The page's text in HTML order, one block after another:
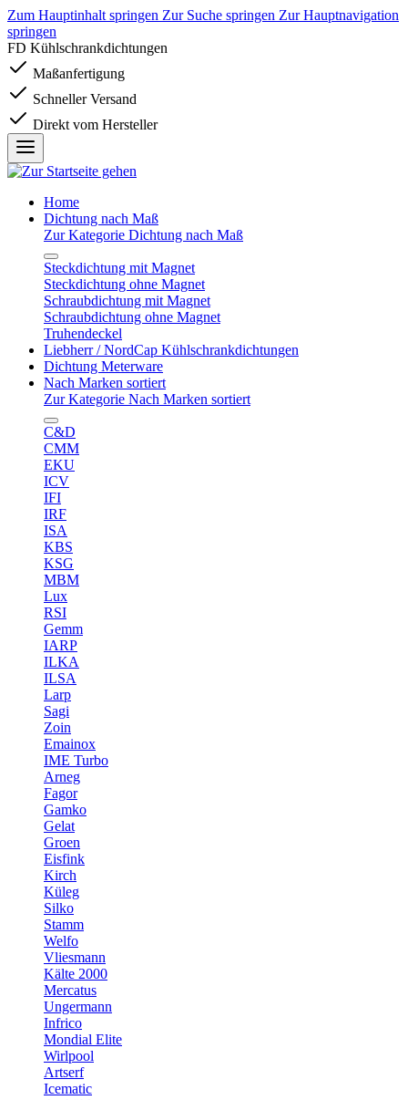
Zum Hauptinhalt springen Zur Suche springen Zur Hauptnavigation
springen
FD Kühlschrankdichtungen
Maßanfertigung
Schneller Versand
Direkt vom Hersteller
Home
Dichtung nach Maß
Zur Kategorie Dichtung nach Maß
Steckdichtung mit Magnet
Steckdichtung ohne Magnet
Schraubdichtung mit Magnet
Schraubdichtung ohne Magnet
Truhendeckel
Liebherr / NordCap Kühlschrankdichtungen
Dichtung Meterware
Nach Marken sortiert
Zur Kategorie Nach Marken sortiert
C&D
CMM
EKU
ICV
IFI
IRF
ISA
KBS
KSG
MBM
Lux
RSI
Gemm
IARP
ILKA
ILSA
Larp
Sagi
Zoin
Emainox
IME Turbo
Arneg
Fagor
Gamko
Gelat
Groen
Eisfink
Kirch
Küleg
Silko
Stamm
Welfo
Vliesmann
Kälte 2000
Mercatus
Ungermann
Infrico
Mondial Elite
Wirlpool
Artserf
Icematic